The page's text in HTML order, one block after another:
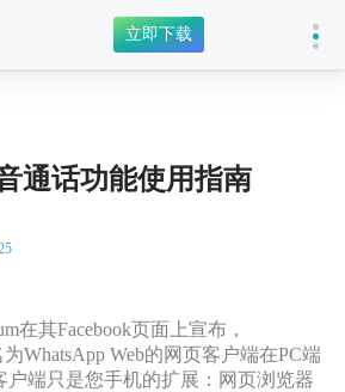
立即下载
通话功能使用指南
在其Facebook页面上宣布，
WhatsApp Web的网页客户端在PC端
户端只是您手机的扩展：网页浏览器